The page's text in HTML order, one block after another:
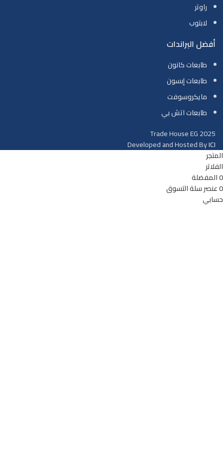
راوتر
لابتوب
أفضل البراندات
طابعات كانون
طابعات إبسون
مايكروسوفت
طابعات اتش بي
Trade House EG2025
Developed and Hosted ByICI
المتجر
الفلاتر
0المفضلة
0عنصرسلة التسوق
حسابي